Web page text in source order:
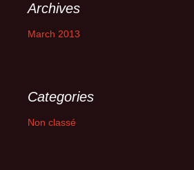
Archives
March 2013
Categories
Non classé